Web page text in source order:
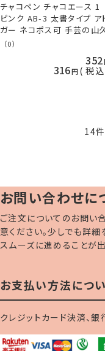
チャコペン チャコエース 1
ピンク AB-3 太書タイプ ア
ガー ネコポス可 手芸の山
（0）
352
316 税込
14
お問い合わせに
ご注文についてのお問い
意ください。少しでも詳
スムーズに進めることが出
お支払い方法につ
クレジットカード決済、